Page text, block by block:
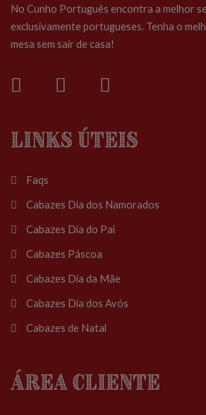
No Cunho Português encontra a melhor
exclusivamente portugueses. Tenha o
mesa sem sair de casa!
Links Úteis
Faqs
Cabazes Dia dos Namorados
Cabazes Dia do Pai
Cabazes Páscoa
Cabazes Dia da Mãe
Cabazes Dia dos Avós
Cabazes de Natal
Área Cliente